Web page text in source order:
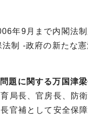
年9月まで内閣法制
制 -政府の新たな
題に関する万国津
局長、官房長、防
官補として安全保